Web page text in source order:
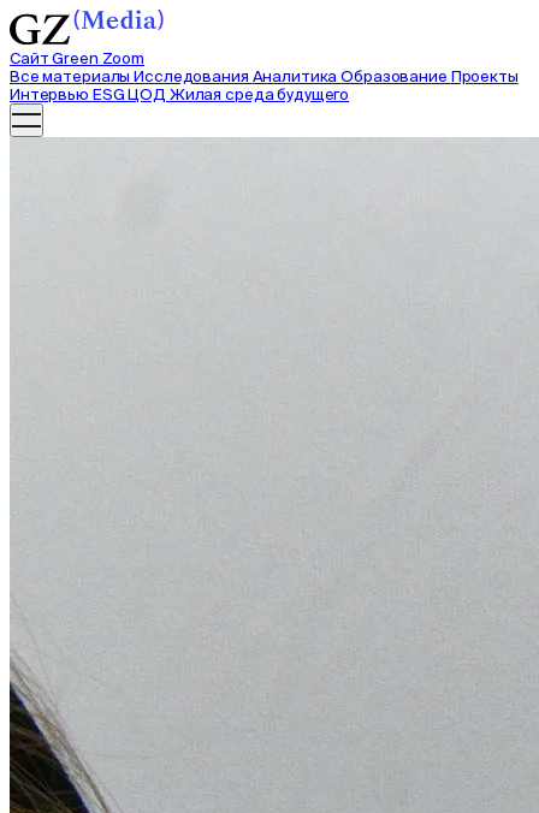
Сайт Green Zoom
Все материалыИсследования АналитикаОбразование Проекты
Интервью ESG ЦОД Жилая среда будущего